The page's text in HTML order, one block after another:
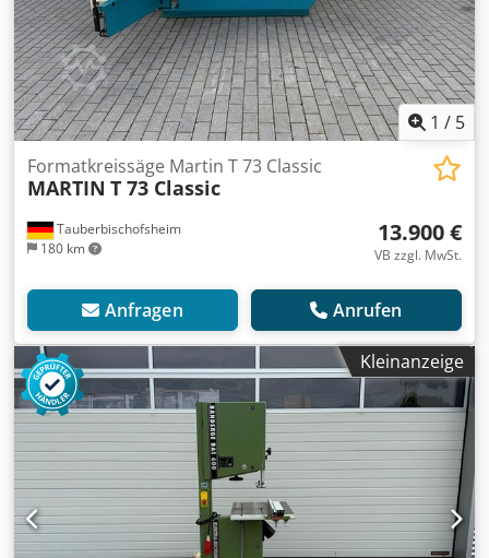
1 / 5
Tauberbischofsheim
180 km
Formatkreissäge Martin T 73 Classic
MARTIN T 73 Classic
13.900 €
VB zzgl. MwSt.
Anfragen Anrufen
Kleinanzeige